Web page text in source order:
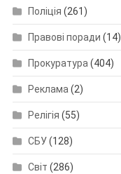
Поліція (261)
Правові поради (14)
Прокуратура (404)
Реклама (2)
Релігія (55)
СБУ(128)
Світ (286)